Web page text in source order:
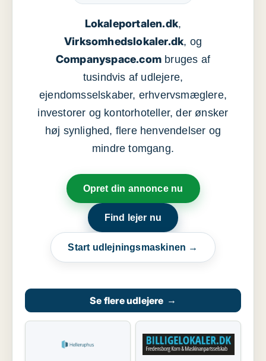
Lokaleportalen.dk,
Virksomhedslokaler.dk, og
Companyspace.com bruges af
tusindvis af udlejere,
ejendomsselskaber, erhvervsmæglere,
investorer og kontorhoteller, der ønsker
høj synlighed, flere henvendelser og
mindre tomgang.
Opret din annonce nu
Find lejer nu
Start udlejningsmaskinen →
Se flere udlejere →